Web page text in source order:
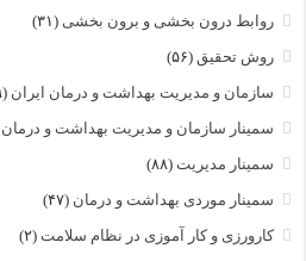
روابط درون بخشی و برون بخشی (۳۱)
روش تحقیق (۵۶)
سازمان و مدیریت بهداشت و درمان ایران (۲۳۹)
سمینار سازمان و مدیریت بهداشت و درمان
سمینار مدیریت (۸۸)
سمینار موردی بهداشت و درمان (۴۷)
کارورزی و کار آموزی در نظام سلامت (۲)